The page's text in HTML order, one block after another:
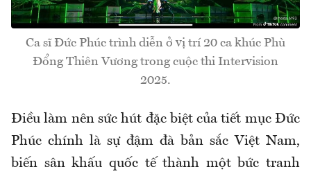
Ca sĩ Đức Phúc trình diễn ở vị trí 20 ca khúc Phù
Đổng Thiên Vương trong cuộc thi Intervision
2025.
Điều làm nên sức hút đặc biệt của tiết mục Đức
Phúc chính là sự đậm đà bản sắc Việt Nam,
biến sân khấu quốc tế thành một bức tranh